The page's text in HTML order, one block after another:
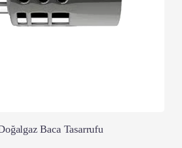
Baca Tasarrufu